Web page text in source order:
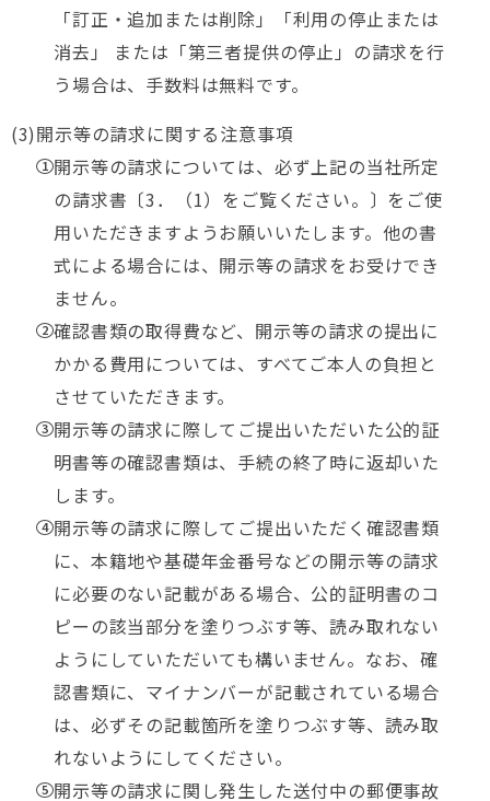
「訂正・追加または削除」「利用の停止または
消去」 または「第三者提供の停止」の請求を行
う場合は、手数料は無料です。
開示等の請求に関する注意事項
開示等の請求については、必ず上記の当社所定
の請求書〔3．（1）をご覧ください。〕をご使
用いただきますようお願いいたします。他の書
式による場合には、開示等の請求をお受けでき
ません。
確認書類の取得費など、開示等の請求の提出に
かかる費用については、すべてご本人の負担と
させていただきます。
開示等の請求に際してご提出いただいた公的証
明書等の確認書類は、手続の終了時に返却いた
します。
開示等の請求に際してご提出いただく確認書類
に、本籍地や基礎年金番号などの開示等の請求
に必要のない記載がある場合、公的証明書のコ
ピーの該当部分を塗りつぶす等、読み取れない
ようにしていただいても構いません。なお、確
認書類に、マイナンバーが記載されている場合
は、必ずその記載箇所を塗りつぶす等、読み取
れないようにしてください。
開示等の請求に関し発生した送付中の郵便事故